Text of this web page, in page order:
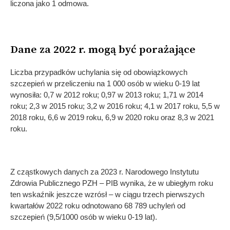
liczona jako 1 odmowa.
Dane za 2022 r. mogą być porażające
Liczba przypadków uchylania się od obowiązkowych
szczepień w przeliczeniu na 1 000 osób w wieku 0-19 lat
wynosiła: 0,7 w 2012 roku; 0,97 w 2013 roku; 1,71 w 2014
roku; 2,3 w 2015 roku; 3,2 w 2016 roku; 4,1 w 2017 roku, 5,5 w
2018 roku, 6,6 w 2019 roku, 6,9 w 2020 roku oraz 8,3 w 2021
roku.
Z cząstkowych danych za 2023 r. Narodowego Instytutu
Zdrowia Publicznego PZH – PIB wynika, że w ubiegłym roku
ten wskaźnik jeszcze wzrósł – w ciągu trzech pierwszych
kwartałów 2022 roku odnotowano 68 789 uchyleń od
szczepień (9,5/1000 osób w wieku 0-19 lat).